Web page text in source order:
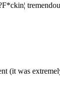
F*ckin¦
(it was